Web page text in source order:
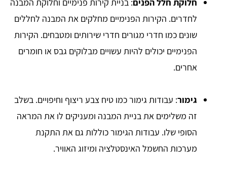
לחדרים. הקירות הפנימיים מחלקים את המבנה לחללים
שונים כמו חדרי מגורים חדרי שירותים ומטבחים. הקירות
הפנימיים יכולים להיות עשויים מבלוקים גבס או חומרים
אחרים.
גימור: עבודות גימור כמו טיח צבע ריצוף וחיפויים. בשלב
זה משלימים את בניית המבנה ומעניקים לו את המראה
הסופי שלו. עבודות הגימור כוללות גם את התקנת
מערכות החשמל האינסטלציה ומיזוג האוויר.